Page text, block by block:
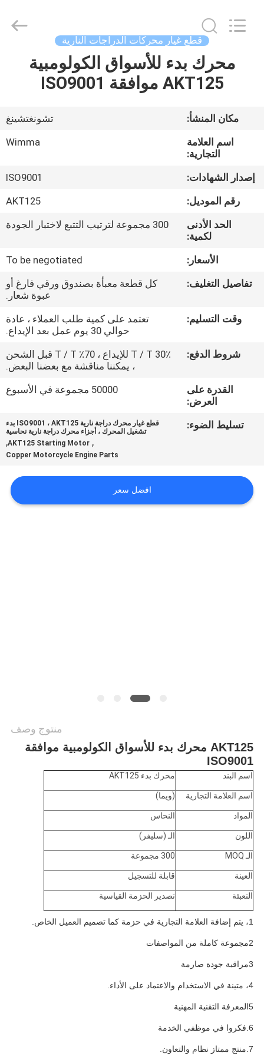
المنزل
أشرطة
حولنا
جولة
المصنع
رقابة
جودة
اقتباس
الموقع
قطع غيار محركات الدراجات النارية
محرك بدء للأسواق الكولومبية
AKT125 موافقة ISO9001
مكان المنشأ:
تشونغتشينغ
اسم العلامة
التجارية:
Wimma
إصدار الشهادات:
ISO9001
رقم الموديل:
AKT125
الحد الأدنى
لكمية:
300 مجموعة لترتيب التتبع لاختبار الجودة
الأسعار:
To be negotiated
تفاصيل التغليف:
كل قطعة معبأة بصندوق ورقي فارغ أو
عبوة شعار.
وقت التسليم:
تعتمد على كمية طلب العملاء ، عادة
حوالي 30 يوم عمل بعد الإيداع.
شروط الدفع:
30٪ T / T للإيداع ، 70٪ T / T قبل الشحن
، يمكننا مناقشة مع بعضنا البعض.
القدرة على
العرض:
50000 مجموعة في الأسبوع
تسليط الضوء:
قطع غيار محرك دراجة نارية ISO9001 ، AKT125 بدء
تشغيل المحرك ، أجزاء محرك دراجة نارية نحاسية
,
AKT125 Starting Motor
,
Copper Motorcycle Engine Parts
افضل سعر
منتوج وصف
AKT125 محرك بدء للأسواق الكولومبية موافقة
ISO9001
اسم البند محرك بدء AKT125
اسم العلامة التجارية (ويما)
المواد النحاس
اللون الـ (سليفر)
الـ MOQ 300 مجموعة
العينة قابلة للتسجيل
التعبئة تصدير الحزمة القياسية
1، يتم إضافة العلامة التجارية في حزمة كما تصميم العميل الخاص.
2مجموعة كاملة من المواصفات
3مراقبة جودة صارمة
4، متينة في الاستخدام والاعتماد على الأداء.
5المعرفة التقنية المهنية
6.فكروا في موظفي الخدمة
7.منتج ممتاز نظام والتعاون.